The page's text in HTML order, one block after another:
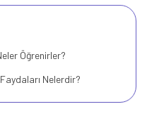
Öğrenirler?
Nelerdir?